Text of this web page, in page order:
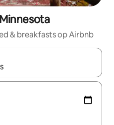
& breakfasts op Airbnb
zijn, maak je een keuze